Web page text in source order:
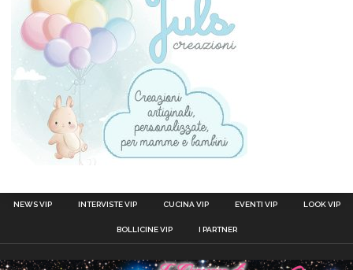
NEWS VIP INTERVISTE VIP CUCINA VIP EVENTI VIP LOOK VIP
BOLLICINE VIP I PARTNER